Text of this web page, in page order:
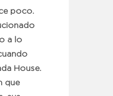
poco.
a lo
House.
que